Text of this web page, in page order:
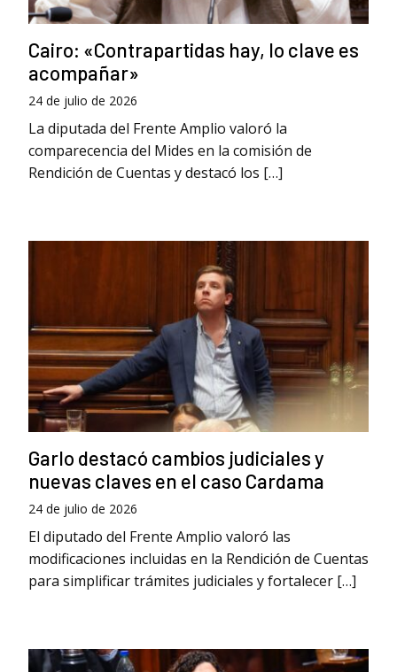
Cairo: «Contrapartidas hay, lo clave es
acompañar»
24 de julio de 2026
La diputada del Frente Amplio valoró la
comparecencia del Mides en la comisión de
Rendición de Cuentas y destacó los […]
Garlo destacó cambios judiciales y
nuevas claves en el caso Cardama
24 de julio de 2026
El diputado del Frente Amplio valoró las
modificaciones incluidas en la Rendición de Cuentas
para simplificar trámites judiciales y fortalecer […]